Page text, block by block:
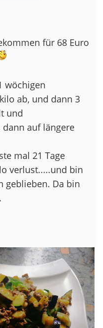
für 68 Euro
wöchigen
ab, und dann 3
und
auf längere
mal 21 Tage
verlust.....und bin
geblieben. Da bin